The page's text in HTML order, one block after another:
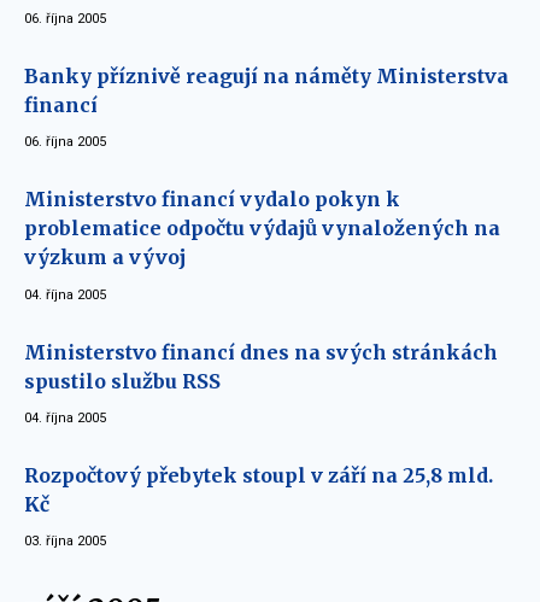
06. října 2005
Banky příznivě reagují na náměty Ministerstva
financí
06. října 2005
Ministerstvo financí vydalo pokyn k
problematice odpočtu výdajů vynaložených na
výzkum a vývoj
04. října 2005
Ministerstvo financí dnes na svých stránkách
spustilo službu RSS
04. října 2005
Rozpočtový přebytek stoupl v září na 25,8 mld.
Kč
03. října 2005